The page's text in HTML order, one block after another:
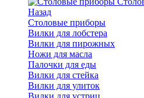
Назад
Cтоловые приборы
Вилки для лобстера
Вилки для пирожных
Ножи для масла
Палочки для еды
Вилки для стейка
Вилки для улиток
Вилки для устриц